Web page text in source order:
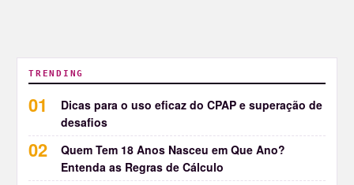
TRENDING
Dicas para o uso eficaz do CPAP e superação de
desafios
Quem Tem 18 Anos Nasceu em Que Ano?
Entenda as Regras de Cálculo